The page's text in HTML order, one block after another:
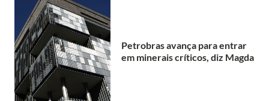
Petrobras avança para entrar
em minerais críticos, diz Magda